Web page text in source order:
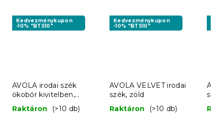
Kedvezménykupon
-10% "BTS10"
AVOLA irodai szék
ökobőr kivitelben,
szürke-fehér
Raktáron (>10 db)
Kedvezménykupon
-10% "BTS10"
AVOLA VELVET irodai
szék, zöld
Raktáron
(>10 db)